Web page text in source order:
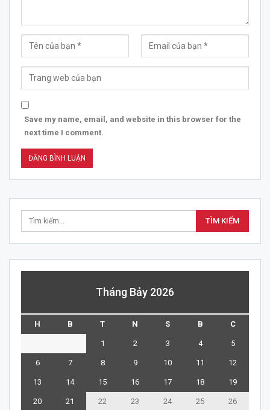
Save my name, email, and website in this browser for the
next time I comment.
Tháng Bảy 2026
H B T N S B C
1 2 3 4 5
6 7 8 9 10 11 12
13 14 15 16 17 18 19
20 21 22 23 24 25 26